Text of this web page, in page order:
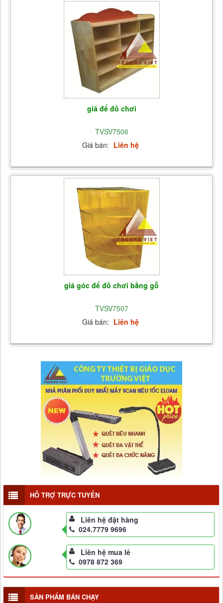
giá để đồ chơi
TVSV7506
Giá bán: Liên hệ
giá góc để đồ chơi bằng gỗ
TVSV7507
Giá bán: Liên hệ
HỖ TRỢ TRỰC TUYẾN
Liên hệ đặt hàng
024.7779 9696
Liên hệ mua lẻ
0978 872 369
SẢN PHẨM BÁN CHẠY